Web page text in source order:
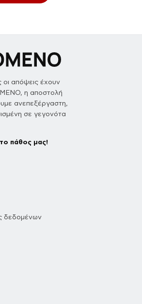
οι απόψεις έχουν
η αποστολή
ανεπεξέργαστη,
σε γεγονότα
πάθος μας!
δεδομένων